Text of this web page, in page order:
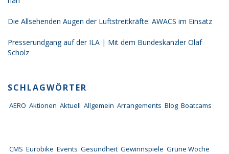
Die Allsehenden Augen der Luftstreitkräfte: AWACS im Einsatz
Presserundgang auf der ILA | Mit dem Bundeskanzler Olaf
Scholz
SCHLAGWÖRTER
AERO Aktionen Aktuell Allgemein Arrangements Blog Boatcams
CMS Eurobike Events Gesundheit Gewinnspiele Grüne Woche